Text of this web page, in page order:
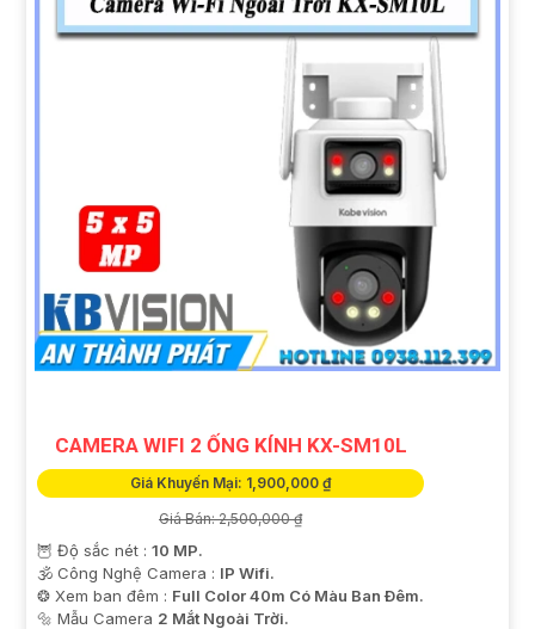
CAMERA WIFI 2 ỐNG KÍNH KX-SM10L
Giá Khuyến Mại: 1,900,000 ₫
Giá Bán: 2,500,000 ₫
🦉 Độ sắc nét : 10 MP.
🕉️ Công Nghệ Camera : IP Wifi.
❂ Xem ban đêm : Full Color 40m Có Màu Ban Ðêm.
🔩 Mẫu Camera 2 Mắt Ngoài Trời.